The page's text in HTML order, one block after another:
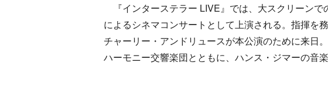
『インターステラー LIVE』では、大スクリーン
によるシネマコンサートとして上演される。指揮を
チャーリー・アンドリュースが本公演のために来日
ハーモニー交響楽団とともに、ハンス・ジマーの音楽